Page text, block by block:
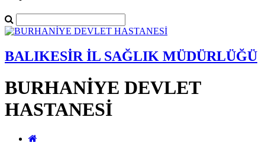
BALIKESİR İL SAĞLIK MÜDÜRLÜĞÜ
BURHANİYE DEVLET
HASTANESİ